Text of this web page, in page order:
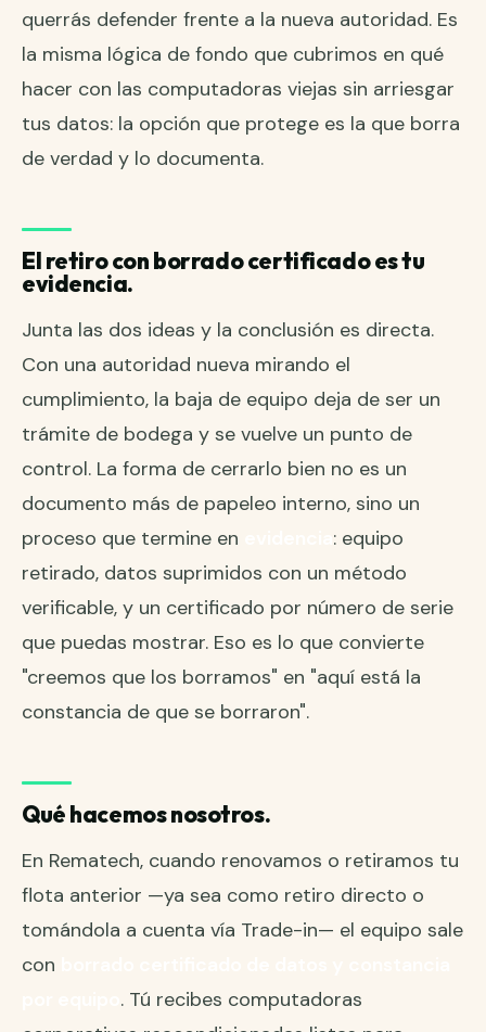
querrás defender frente a la nueva autoridad. Es
la misma lógica de fondo que cubrimos en qué
hacer con las computadoras viejas sin arriesgar
tus datos: la opción que protege es la que borra
de verdad y lo documenta.
El retiro con borrado certificado es tu
evidencia.
Junta las dos ideas y la conclusión es directa.
Con una autoridad nueva mirando el
cumplimiento, la baja de equipo deja de ser un
trámite de bodega y se vuelve un punto de
control. La forma de cerrarlo bien no es un
documento más de papeleo interno, sino un
proceso que termine en
: equipo
retirado, datos suprimidos con un método
verificable, y un certificado por número de serie
que puedas mostrar. Eso es lo que convierte
"creemos que los borramos" en "aquí está la
constancia de que se borraron".
Qué hacemos nosotros.
En Rematech, cuando renovamos o retiramos tu
flota anterior —ya sea como retiro directo o
tomándola a cuenta vía Trade-in— el equipo sale
con
. Tú recibes computadoras